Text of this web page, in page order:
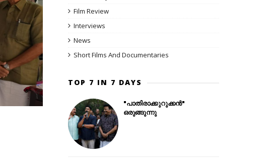
Film Review
Interviews
News
Short Films And Documentaries
TOP 7 IN 7 DAYS
"പാതിരാക്കുറുക്കൻ"
ഒരുങ്ങുന്നു